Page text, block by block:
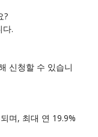
?
다.
신청할 수 있습니
며, 최대 연 19.9%